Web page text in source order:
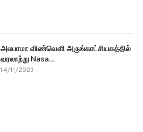
அலபாமா விண்வெளி அருங்காட்சியகத்தில்
வரலாற்று Nasa...
14/11/2023